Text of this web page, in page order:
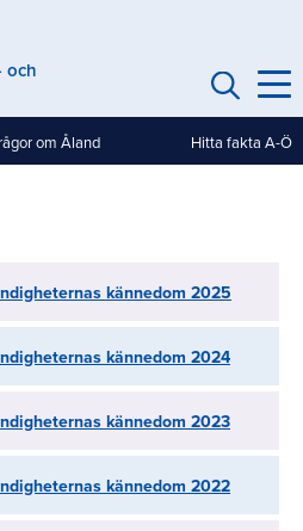
och
om Åland Hitta fakta A-Ö
kännedom 2025
kännedom 2024
kännedom 2023
kännedom 2022